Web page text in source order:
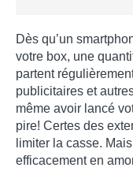
Dès qu’un
votre box, une
partent
publicitaires et
même avoir lancé
pire! Certes des
limiter la casse.
efficacement en